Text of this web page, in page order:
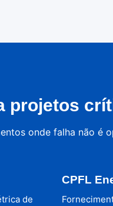
projetos
onde falha não é
de
CPFL